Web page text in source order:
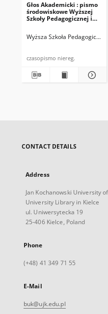
Głos Akademicki : pismo
środowiskowe Wyższej
Szkoły Pedagogicznej im.
Kielcach. 2000, nr 23 :
kwiecień-maj 2000
Wyższa Szkoła Pedagogiczna
czasopismo niereg.
CONTACT DETAILS
Address
Jan Kochanowski University
University Library in Kielce
ul. Uniwersytecka 19
25-406 Kielce, Poland
Phone
(+48) 41 349 71 55
E-Mail
buk@ujk.edu.pl